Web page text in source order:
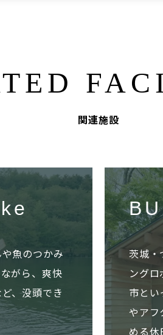
関連施設
魚のつかみ
がら、爽快
、没頭でき
茨城・
ング
市とい
やアフ
める休